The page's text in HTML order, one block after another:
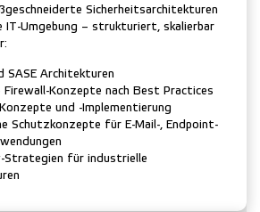
Sicherheitsarchitekturen
IT-Umgebung – strukturiert, skalierbar
SASE Architekturen
Konzepte nach Best Practices
und -Implementierung
Schutzkonzepte für E-Mail-, Endpoint-
Strategien für industrielle